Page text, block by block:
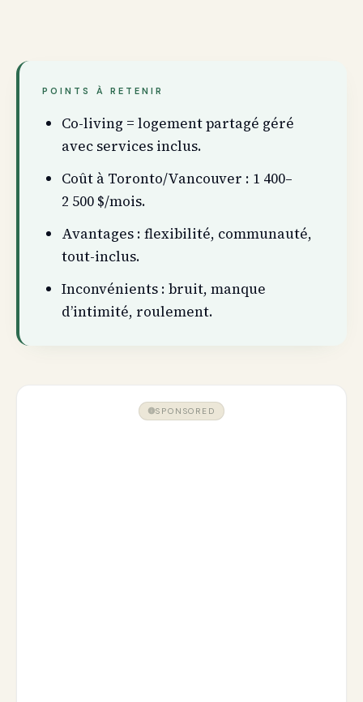
POINTS À RETENIR
Co-living = logement partagé géré
avec services inclus.
Coût à Toronto/Vancouver : 1 400–
2 500 $/mois.
Avantages : flexibilité, communauté,
tout-inclus.
Inconvénients : bruit, manque
d’intimité, roulement.
SPONSORED